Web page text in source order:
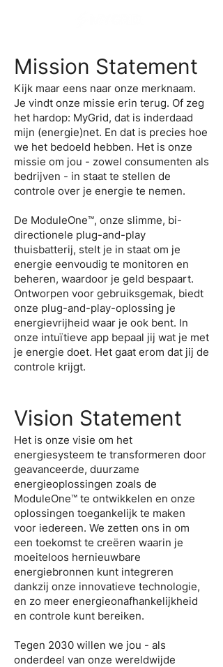
Mission Statement
Kijk maar eens naar onze merknaam.
Je vindt onze missie erin terug. Of zeg
het hardop: MyGrid, dat is inderdaad
mijn (energie)net. En dat is precies hoe
we het bedoeld hebben. Het is onze
missie om jou - zowel consumenten als
bedrijven - in staat te stellen de
controle over je energie te nemen.
De ModuleOne™, onze slimme, bi-
directionele plug-and-play
thuisbatterij, stelt je in staat om je
energie eenvoudig te monitoren en
beheren, waardoor je geld bespaart.
Ontworpen voor gebruiksgemak, biedt
onze plug-and-play-oplossing je
energievrijheid waar je ook bent. In
onze intuïtieve app bepaal jij wat je met
je energie doet. Het gaat erom dat jij de
controle krijgt.
Vision Statement
Het is onze visie om het
energiesysteem te transformeren door
geavanceerde, duurzame
energieoplossingen zoals de
ModuleOne™ te ontwikkelen en onze
oplossingen toegankelijk te maken
voor iedereen. We zetten ons in om
een toekomst te creëren waarin je
moeiteloos hernieuwbare
energiebronnen kunt integreren
dankzij onze innovatieve technologie,
en zo meer energieonafhankelijkheid
en controle kunt bereiken.
Tegen 2030 willen we jou - als
onderdeel van onze wereldwijde